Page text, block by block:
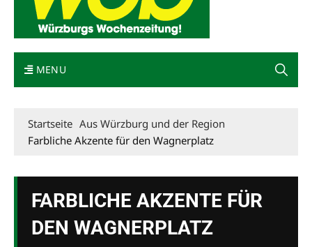
MENU
Startseite Aus Würzburg und der Region
Farbliche Akzente für den Wagnerplatz
FARBLICHE AKZENTE FÜR
DEN WAGNERPLATZ